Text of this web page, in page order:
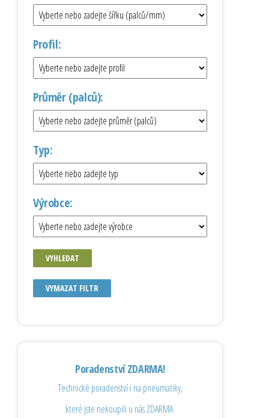
Profil:
Průměr (palců):
Typ:
Výrobce:
VYHLEDAT
VYMAZAT FILTR
Poradenství ZDARMA!
Technické poradenství i na pneumatiky,
které jste nekoupili u nás ZDARMA.